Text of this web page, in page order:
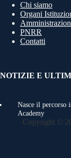
Chi siamo
Organi
PNRR
Contatti
NOTIZIE E
Nasce il percorso
Academy
Copyright ©